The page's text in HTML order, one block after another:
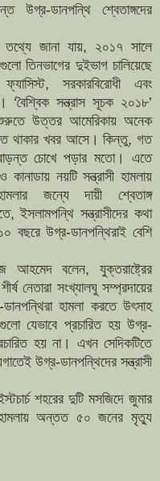
উগ্র-ডানপন্থি শ্বেতাঙ্গদের
তথ্যে জানা যায়, ২০১৭ সালে
তিনভাগের দুইভাগ চালিয়েছে
ফ্যাসিস্ট, সরকারবিরোধী এবং
‘বৈশ্বিক সন্ত্রাস সূচক ২০১৮’
শুরুতে উত্তর আমেরিকায় অনেক
থাকার খবর আসে। কিন্তু, গত
চোখে পড়ার মতো। এতে
নয়টি সন্ত্রাসী হামলায়
জন্যে দায়ী শ্বেতাঙ্গ
ইসলামপন্থি সন্ত্রাসীদের কথা
বছরে উগ্র-ডানপন্থিরাই বেশি
আহমেদ বলেন, যুক্তরাষ্ট্রের
নেতারা সংখ্যালঘু সম্প্রদায়ের
হামলা করতে উৎসাহ
যেভাবে প্রচারিত হয় উগ্র-
হয় না। এখন সেদিকটিতে
উগ্র-ডানপন্থিদের সন্ত্রাসী
শহরের দুটি মসজিদে জুমার
হামলায় অন্তত ৫০ জনের মৃত্যু